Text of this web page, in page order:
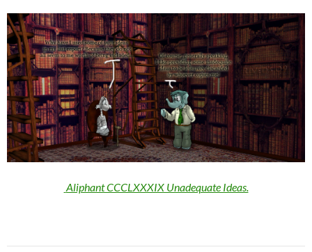
Aliphant CCCLXXXIX Unadequate Ideas.